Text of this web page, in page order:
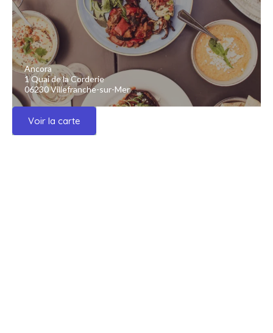
Ancora
1 Quai de la Corderie
06230 Villefranche-sur-Mer
Voir la carte